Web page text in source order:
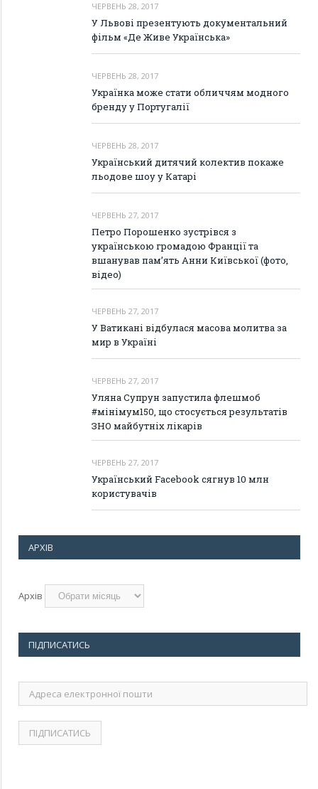
ЧЕРВЕНЬ 28, 2017
У Львові презентують документальний
фільм «Де Живе Українська»
ЧЕРВЕНЬ 28, 2017
Українка може стати обличчям модного
бренду у Португалії
ЧЕРВЕНЬ 28, 2017
Український дитячий колектив покаже
льодове шоу у Катарі
ЧЕРВЕНЬ 27, 2017
Петро Порошенко зустрівся з
українською громадою Франції та
вшанував пам’ять Анни Київської (фото,
відео)
ЧЕРВЕНЬ 27, 2017
У Ватикані відбулася масова молитва за
мир в Україні
ЧЕРВЕНЬ 27, 2017
Уляна Супрун запустила флешмоб
#мінімум150, що стосується результатів
ЗНО майбутніх лікарів
ЧЕРВЕНЬ 27, 2017
Український Facebook сягнув 10 млн
користувачів
АРХІВ
Архів
ПІДПИСАТИСЬ
Адреса
електронної